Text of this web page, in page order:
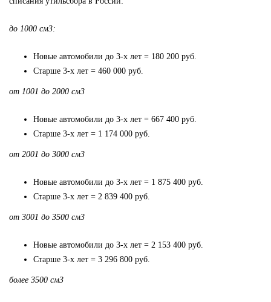
до 1000 см3:
Новые автомобили до 3-х лет = 180 200 руб.
Старше 3-х лет = 460 000 руб.
от 1001 до 2000 см3
Новые автомобили до 3-х лет = 667 400 руб.
Старше 3-х лет = 1 174 000 руб.
от 2001 до 3000 см3
Новые автомобили до 3-х лет = 1 875 400 руб.
Старше 3-х лет = 2 839 400 руб.
от 3001 до 3500 см3
Новые автомобили до 3-х лет = 2 153 400 руб.
Старше 3-х лет = 3 296 800 руб.
более 3500 см3